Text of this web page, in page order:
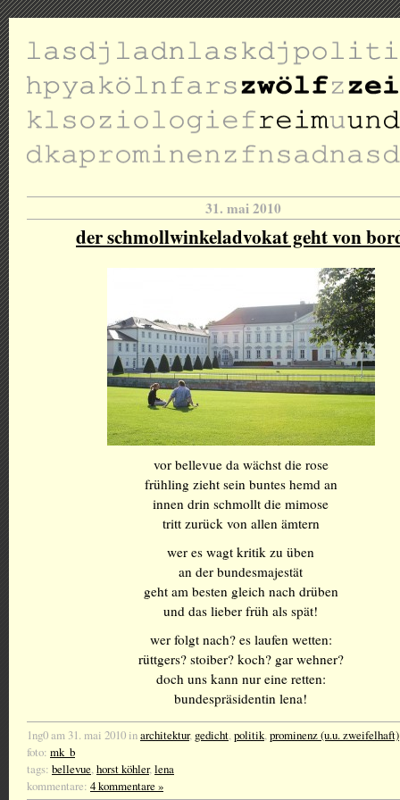
31. mai 2010
der schmollwinkeladvokat geht von
vor bellevue da wächst die rose
frühling zieht sein buntes hemd an
innen drin schmollt die mimose
tritt zurück von allen ämtern
wer es wagt kritik zu üben
an der bundesmajestät
geht am besten gleich nach drüben
und das lieber früh als spät!
wer folgt nach? es laufen wetten:
rüttgers? stoiber? koch? gar wehner?
doch uns kann nur eine retten:
bundespräsidentin lena!
1ng0 am 31. mai 2010 inarchitektur, gedicht,politik,prominenz (u.u. zweifelhaft)
foto: mk_b
tags: bellevue,horst köhler,lena
kommentare: 4 kommentare »